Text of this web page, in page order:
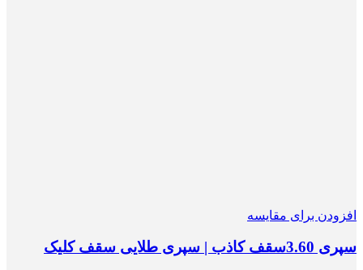
افزودن برای مقایسه
سپری 3.60سقف کاذب | سپری طلایی سقف کلیک